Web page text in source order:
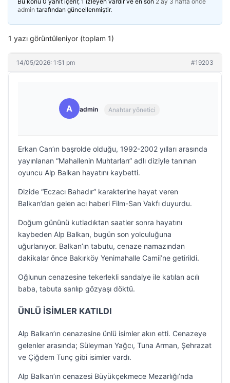
admin tarafından güncellenmiştir.
1 yazı görüntüleniyor (toplam 1)
14/05/2026: 1:51 pm #19203
A admin Anahtar yönetici
Erkan Can’ın başrolde olduğu, 1992-2002 yılları arasında
yayınlanan “Mahallenin Muhtarları” adlı diziyle tanınan
oyuncu Alp Balkan hayatını kaybetti.
Dizide “Eczacı Bahadır” karakterine hayat veren
Balkan’dan gelen acı haberi Film-San Vakfı duyurdu.
Doğum gününü kutladıktan saatler sonra hayatını
kaybeden Alp Balkan, bugün son yolculuğuna
uğurlanıyor. Balkan’ın tabutu, cenaze namazından
dakikalar önce Bakırköy Yenimahalle Camii’ne getirildi.
Oğlunun cenazesine tekerlekli sandalye ile katılan acılı
baba, tabuta sarılıp gözyaşı döktü.
ÜNLÜ İSİMLER KATILDI
Alp Balkan’ın cenazesine ünlü isimler akın etti. Cenazeye
gelenler arasında; Süleyman Yağcı, Tuna Arman, Şehrazat
ve Çiğdem Tunç gibi isimler vardı.
Alp Balkan’ın cenazesi Büyükçekmece Mezarlığı’nda